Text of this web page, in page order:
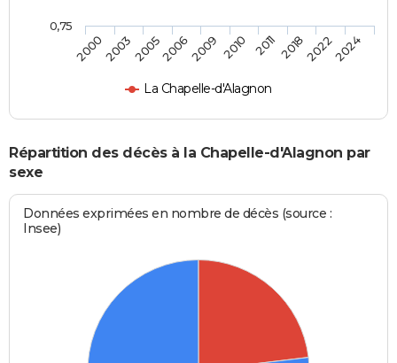
La Chapelle-d'Alagnon
20002003200520062009 2010 2011 201820222024
0,75
Répartition des décès à la Chapelle-d'Alagnon par
sexe
Données exprimées en nombre de décès (source :
Insee)